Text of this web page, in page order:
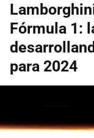
Fórmula 1:
para 2024